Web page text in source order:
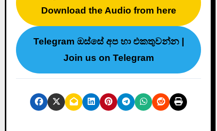
Download the Audio from here
Telegram ඔස්සේ අප හා එකතුවන්න |
Join us on Telegram